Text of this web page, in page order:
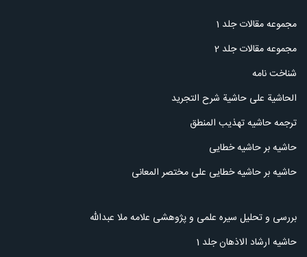
مجموعه مقالات جلد 1
مجموعه مقالات جلد 2
شناخت نامه
الحاشیة علی حاشیة شرح التجرید
ترجمه حاشیه تهذیب المنطق
حاشیه بر حاشیه خطایی
حاشیه بر حاشیه خطایی علی مختصر المعانی
بررسی و تحلیل سیره علمی و پژوهشی علامه ملا عبدالله
حاشیه ارشاد الاذهان جلد 1